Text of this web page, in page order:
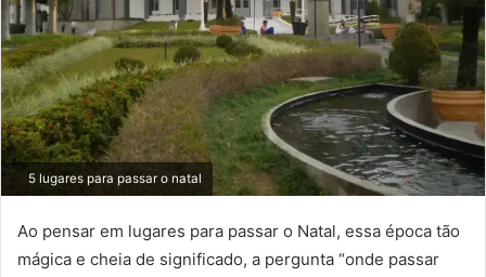
5 lugares para passar o natal
Ao pensar em lugares para passar o Natal, essa época tão
mágica e cheia de significado, a pergunta “onde passar